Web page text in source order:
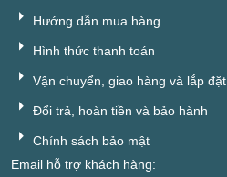
Hướng dẫn mua hàng
Hình thức thanh toán
Vận chuyển, giao hàng và lắp đặt
Đổi trả, hoàn tiền và bảo hành
Chính sách bảo mật
Email hỗ trợ khách hàng: